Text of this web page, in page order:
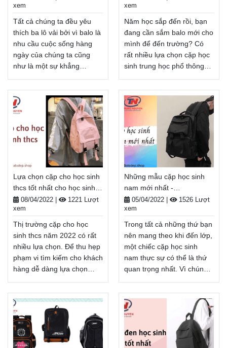
Xem thêm
phí đổi trả hàng, Thanh
toán tiền khi nhận hàng.
Xem thêm
xem
Tất cả chúng ta đều yêu
thích ba lô vải bởi vì balo là
nhu cầu cuộc sống hàng
ngày của chúng ta cũng
như là một sự khẳng
định thời trang. Chúng ta
cần balo cho dù chúng ta
đang đi học, đại học hay
dân văn phòng hay đang đi
du lịch, đi dã ngoại, nó
giống như một phần cuộc
sống của chúng ta.
Balodep.shop|Chuyên Balo-
Túi xách–Vali đẹp.
FreeShip toàn quốc, Miễn
phí đổi trả hàng, Thanh
toán tiền khi nhận hàng.
Xem thêm
xem
Năm học sắp đến rồi, bạn
đang cần sắm balo mới cho
mình để đến trường? Có
rất nhiều lựa chọn cặp học
sinh trung học phổ thông
để bạn tham khảo. Vì vậy
Balodep.shop đã lập một
danh sách những chiếc cặp
tiện ích nhất cho các bạn
để làm cho việc đó trở nên
dễ dàng hơn!
Balodep.shop|Chuyên Balo-
Túi xách–Vali đẹp.
FreeShip toàn quốc, Miễn
phí đổi trả hàng, Thanh
toán tiền khi nhận hàng.
Xem thêm
Lựa chọn cặp cho học sinh
thcs tốt nhất cho học sinh
trung học - Balodep.shop
08/04/2022
1221 Lượt
xem
Thị trường cặp cho học
sinh thcs năm 2022 có rất
nhiều lựa chọn. Để thu hẹp
phạm vi tìm kiếm cho khách
hàng dễ dàng lựa chọn
tôi đã biên soạn các mẫu
balo cho học sinh cấp 2
được ưa chuộng nhất dành
cho các bạn trong bài viết
dưới đây. Hãy cùng theo
Những mẫu cặp học sinh
nam mới nhất -
Balodep.shop
05/04/2022
1526 Lượt
xem
Trong tất cả những thứ bạn
nên mang theo khi đến lớp,
một chiếc cặp học sinh
nam thực sự có thể là thứ
quan trọng nhất. Vì chúng
thực sự chuyên chở tất cả
các thiết bị khác của bạn -
đó là một chồng sách, máy
tính xách tay, đồ dùng học
tập của bạn, hoặc tất cả